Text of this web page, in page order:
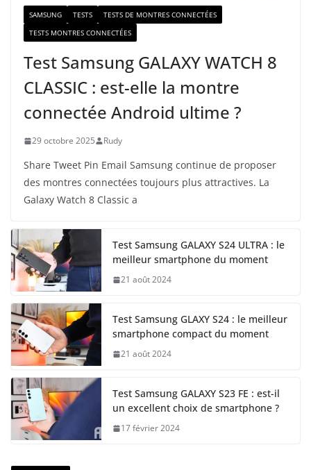
SAMSUNG TESTS
TESTS DE MONTRES CONNECTÉES
TESTS MONTRES CONNECTÉES
Test Samsung GALAXY WATCH 8
CLASSIC : est-elle la montre
connectée Android ultime ?
29 octobre 2025 Rudy
Share Tweet Pin Email Samsung continue de proposer
des montres connectées toujours plus attractives. La
Galaxy Watch 8 Classic a
Test Samsung GALAXY S24 ULTRA : le
meilleur smartphone du moment
21 août 2024
Test Samsung GLAXY S24 : le meilleur
smartphone compact du moment
21 août 2024
Test Samsung GALAXY S23 FE : est-il
un excellent choix de smartphone ?
17 février 2024